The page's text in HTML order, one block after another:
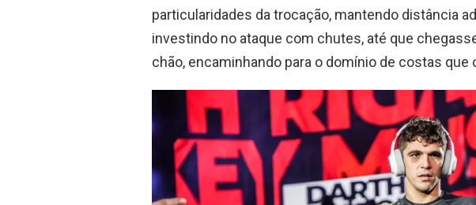
particularidades da trocação, mantendo distância
investindo no ataque com chutes, até que
chão, encaminhando para o domínio de costas que